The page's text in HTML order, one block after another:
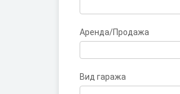
Аренда/Продажа
Вид гаража